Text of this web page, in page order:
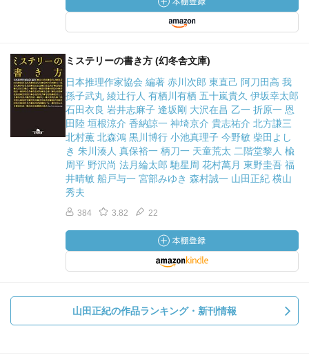
ミステリーの書き方 (幻冬舎文庫)
日本推理作家協会 編著 赤川次郎 東直己 阿刀田高 我
孫子武丸 綾辻行人 有栖川有栖 五十嵐貴久 伊坂幸太郎
石田衣良 岩井志麻子 逢坂剛 大沢在昌 乙一 折原一 恩
田陸 垣根涼介 香納諒一 神埼京介 貴志祐介 北方謙三
北村薫 北森鴻 黒川博行 小池真理子 今野敏 柴田よし
き 朱川湊人 真保裕一 柄刀一 天童荒太 二階堂黎人 楡
周平 野沢尚 法月綸太郎 馳星周 花村萬月 東野圭吾 福
井晴敏 船戸与一 宮部みゆき 森村誠一 山田正紀 横山
秀夫
384 3.82 22
山田正紀の作品ランキング・新刊情報